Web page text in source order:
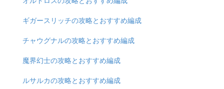
ギガースリッチの攻略とおすすめ編成
チャウグナルの攻略とおすすめ編成
魔界幻士の攻略とおすすめ編成
ルサルカの攻略とおすすめ編成